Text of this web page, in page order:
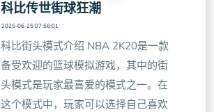
科比传世街球狂潮
2025-06-25 07:56:01
科比街头模式介绍 NBA 2K20是一款
备受欢迎的篮球模拟游戏，其中的街
头模式是玩家最喜爱的模式之一。在
这个模式中，玩家可以选择自己喜欢